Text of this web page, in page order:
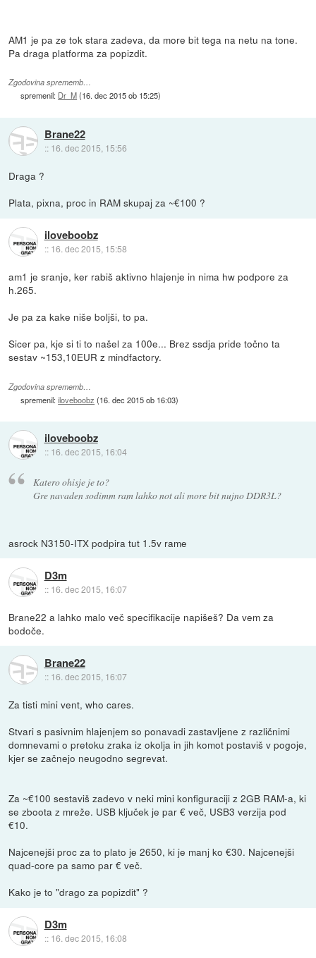
AM1 je pa ze tok stara zadeva, da more bit tega na netu na tone.
Pa draga platforma za popizdit.
Zgodovina sprememb…
spremenil: Dr_M(16. dec 2015 ob 15:25)
Brane22
:: 16. dec 2015, 15:56
Draga ?
Plata, pixna, proc in RAM skupaj za ~€100 ?
iloveboobz
:: 16. dec 2015, 15:58
am1 je sranje, ker rabiš aktivno hlajenje in nima hw podpore za
h.265.
Je pa za kake niše boljši, to pa.
Sicer pa, kje si ti to našel za 100e... Brez ssdja pride točno ta
sestav ~153,10EUR z mindfactory.
Zgodovina sprememb…
spremenil:iloveboobz (16. dec 2015 ob 16:03)
iloveboobz
:: 16. dec 2015, 16:04
Katero ohisje je to?
Gre navaden sodimm ram lahko not ali more bit nujno DDR3L?
asrock N3150-ITX podpira tut 1.5v rame
D3m
:: 16. dec 2015, 16:07
Brane22 a lahko malo več specifikacije napišeš? Da vem za
bodoče.
Brane22
:: 16. dec 2015, 16:07
Za tisti mini vent, who cares.
Stvari s pasivnim hlajenjem so ponavadi zastavljene z različnimi
domnevami o pretoku zraka iz okolja in jih komot postaviš v pogoje,
kjer se začnejo neugodno segrevat.
Za ~€100 sestaviš zadevo v neki mini konfiguraciji z 2GB RAM-a, ki
se zboota z mreže. USB ključek je par € več, USB3 verzija pod
€10.
Najcenejši proc za to plato je 2650, ki je manj ko €30. Najcenejši
quad-core pa samo par € več.
Kako je to "drago za popizdit" ?
D3m
:: 16. dec 2015, 16:08